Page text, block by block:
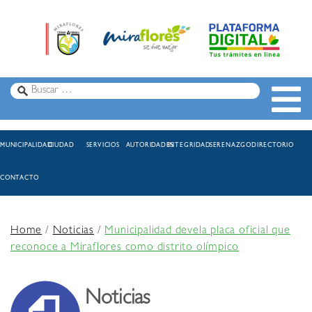
MUNICIPALIDADCIUDAD SERVICIOS AUTORIDADESINTEGRIDADSERENAZGODIRECTORIO
CONTACTO
Home/Noticias /Municipalidad devela placa oficial que
reconoce a Miraflores como distrito olímpico
Noticias